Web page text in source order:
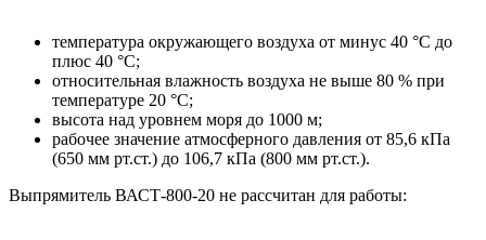
температура окружающего воздуха от минус 40 °С до
плюс 40 °С;
относительная влажность воздуха не выше 80 % при
температуре 20 °С;
высота над уровнем моря до 1000 м;
рабочее значение атмосферного давления от 85,6 кПа
(650 мм рт.ст.) до 106,7 кПа (800 мм рт.ст.).
Выпрямитель ВАСТ-800-20 не рассчитан для работы: